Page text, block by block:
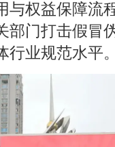
与权益保障流
部门打击假冒
行业规范水平